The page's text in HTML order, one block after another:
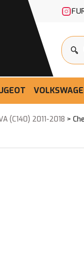
(C140) 2011-2018